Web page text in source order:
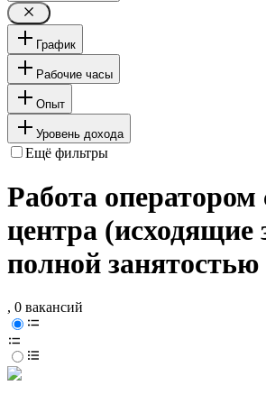
График
Рабочие часы
Опыт
Уровень дохода
Ещё фильтры
Работа оператором
центра (исходящие
полной
, 0 вакансий